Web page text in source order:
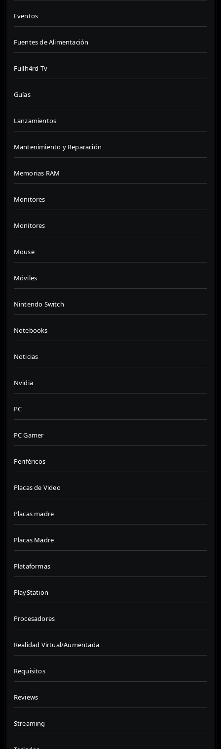
Eventos
Fuentes de Alimentación
Fullh4rd Tv
Guías
Lanzamientos
Mantenimiento y Reparación
Memorias RAM
Monitores
Monitores
Mouse
Móviles
Nintendo Switch
Notebooks
Noticias
Nvidia
PC
PC Gamer
Periféricos
Placas de Video
Placas madre
Placas Madre
Plataformas
PlayStation
Procesadores
Realidad Virtual/Aumentada
Requisitos
Reviews
Streaming